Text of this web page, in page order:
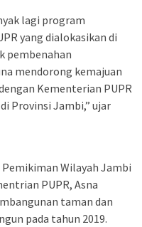
lagi program
yang dialokasikan di
pembenahan
mendorong kemajuan
Kementerian PUPR
Provinsi Jambi,” ujar
Wilayah Jambi
PUPR, Asna
taman dan
pada tahun 2019.